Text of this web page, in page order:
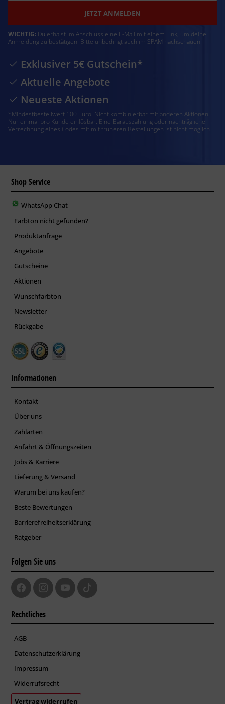
JETZT ANMELDEN
WICHTIG: Du erhälst im Anschluss eine E-Mail mit einem Link, um deine
Anmeldung zu bestätigen. Bitte unbedingt auch im SPAM nachschauen
Exklusiver 5€ Gutschein*
Aktuelle Angebote
Neueste Aktionen
*Mindestbestellwert 100 Euro. Nicht kombinierbar mit anderen Aktionen.
Nur einmal pro Kunde einlösbar. Eine Barauszahlung oder nachträgliche
Verrechnung eines Codes mit mit früheren Bestellungen ist nicht möglich.
Shop Service
WhatsApp Chat
Farbton nicht gefunden?
Produktanfrage
Angebote
Gutscheine
Aktionen
Wunschfarbton
Newsletter
Rückgabe
Informationen
Kontakt
Über uns
Zahlarten
Anfahrt & Öffnungszeiten
Jobs & Karriere
Lieferung & Versand
Warum bei uns kaufen?
Beste Bewertungen
Barrierefreiheitserklärung
Ratgeber
Folgen Sie uns
Rechtliches
AGB
Datenschutzerklärung
Impressum
Widerrufsrecht
Vertrag widerrufen